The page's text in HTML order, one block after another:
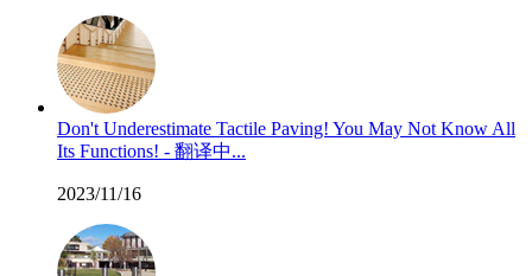
Don't Underestimate Tactile Paving! You May Not Know All
Its Functions! - 翻译中...
2023/11/16